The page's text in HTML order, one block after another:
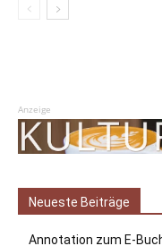
Anzeige
Neueste Beiträge
Annotation zum E-